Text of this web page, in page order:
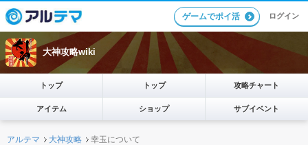
ゲームでポイ活 ログイン
大神攻略wiki
トップ トップ 攻略チャート
アイテム ショップ サブイベント
アルテマ 大神攻略 幸玉について